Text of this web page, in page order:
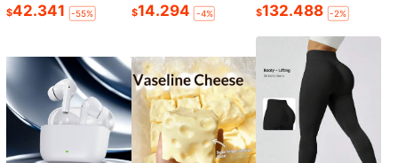
$42.341 -55% $14.294 -4% $132.488 -2%